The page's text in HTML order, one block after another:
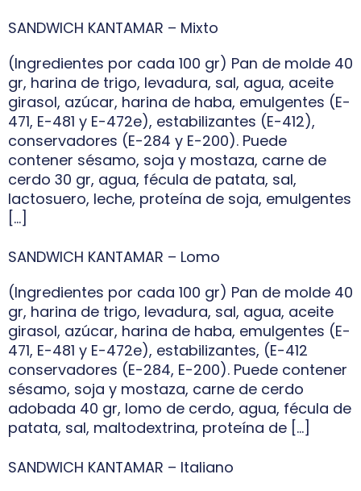
SANDWICH KANTAMAR – Mixto
(Ingredientes por cada 100 gr) Pan de molde 40
gr, harina de trigo, levadura, sal, agua, aceite
girasol, azúcar, harina de haba, emulgentes (E-
471, E-481 y E-472e), estabilizantes (E-412),
conservadores (E-284 y E-200). Puede
contener sésamo, soja y mostaza, carne de
cerdo 30 gr, agua, fécula de patata, sal,
lactosuero, leche, proteína de soja, emulgentes
[…]
SANDWICH KANTAMAR – Lomo
(Ingredientes por cada 100 gr) Pan de molde 40
gr, harina de trigo, levadura, sal, agua, aceite
girasol, azúcar, harina de haba, emulgentes (E-
471, E-481 y E-472e), estabilizantes, (E-412
conservadores (E-284, E-200). Puede contener
sésamo, soja y mostaza, carne de cerdo
adobada 40 gr, lomo de cerdo, agua, fécula de
patata, sal, maltodextrina, proteína de […]
SANDWICH KANTAMAR – Italiano